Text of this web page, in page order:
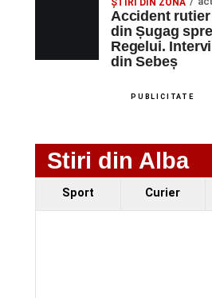
ȘTIRI DIN ZONĂ
Accident
din Șugag
Regelui.
din Sebeș
PUBLICITATE
Stiri din Alba
Sport Curier